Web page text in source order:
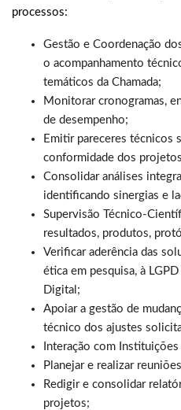
processos:
Gestão e Coordenação
o acompanhamento
temáticos da Chamada;
Monitorar cronogramas,
de desempenho;
Emitir pareceres técnicos
conformidade dos
Consolidar análises
identificando sinergias e
Supervisão Técnico-
resultados, produtos,
Verificar aderência das
ética em pesquisa, à
Digital;
Apoiar a gestão de
técnico dos ajustes
Interação com
Planejar e realizar
Redigir e consolidar
projetos;